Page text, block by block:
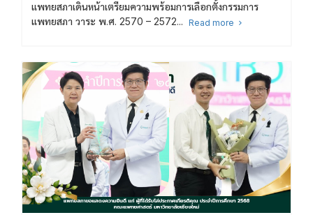
แพทยสภาเดินหน้าเตรียมความพร้อมการเลือกตั้งกรรมการ
แพทยสภา วาระ พ.ศ. 2570 – 2572... Read more